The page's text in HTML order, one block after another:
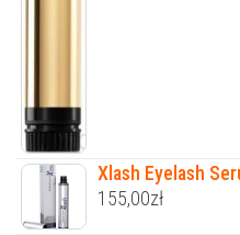
Xlash Eyelash
155,00zł